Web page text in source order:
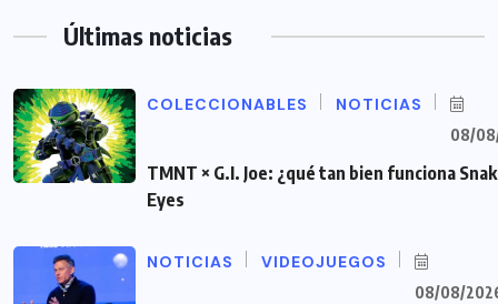
Últimas noticias
COLECCIONABLES NOTICIAS
08/
TMNT × G.I. Joe: ¿qué tan bien funciona
Eyes
NOTICIAS VIDEOJUEGOS
08/08/